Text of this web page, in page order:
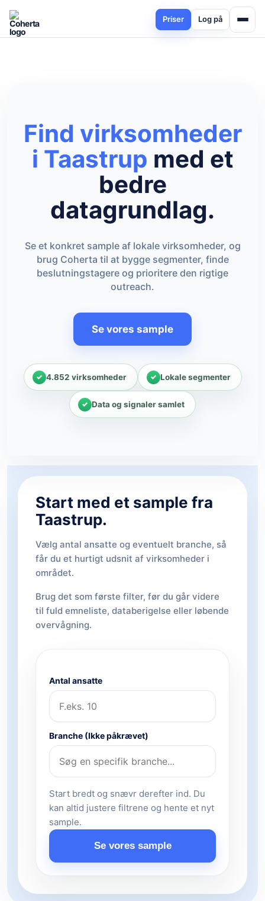
Priser Log på
Find virksomheder
i Taastrup med et
bedre
datagrundlag.
Se et konkret sample af lokale virksomheder, og
brug Coherta til at bygge segmenter, finde
beslutningstagere og prioritere den rigtige
outreach.
Se vores sample
4.852 virksomheder Lokale segmenter
Data og signaler samlet
Start med et sample fra
Taastrup.
Vælg antal ansatte og eventuelt branche, så
får du et hurtigt udsnit af virksomheder i
området.
Brug det som første filter, før du går videre
til fuld emneliste, databerigelse eller løbende
overvågning.
Antal ansatte
Branche (Ikke påkrævet)
Start bredt og snævr derefter ind. Du
kan altid justere filtrene og hente et nyt
sample.
Se vores sample